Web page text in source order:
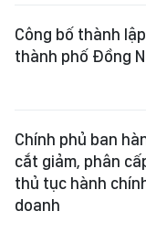
Công bố thành
thành phố Đồng
Chính phủ ban
cắt giảm, phân
thủ tục hành
doanh